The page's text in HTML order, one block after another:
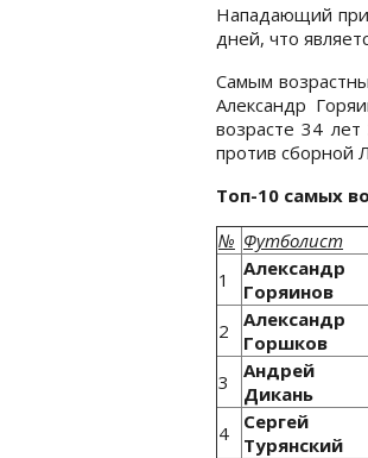
Нападающий
дней, что
Самым
Александр
возрасте 34
против сборной
Топ-10 самых
№ Футболист
1
Александр
Горяинов
2
Александр
Горшков
3
Андрей
Дикань
4
Сергей
Турянский